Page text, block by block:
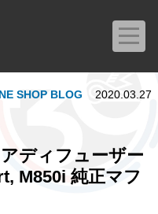
ディフューザー
M850i 純正マフ
SHOP BLOG 2020.03.27